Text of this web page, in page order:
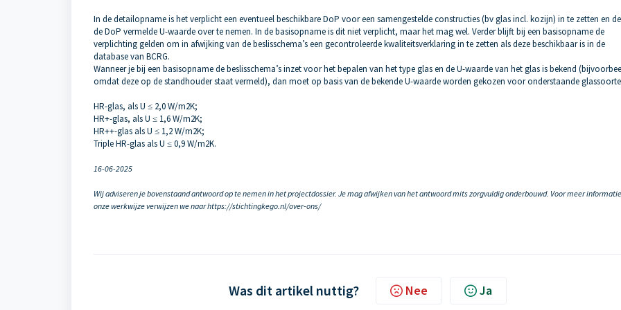
In de detailopname is het verplicht een eventueel beschikbare DoP voor een samengestelde constructies (bv glas incl. kozijn) in te zetten en
de DoP vermelde U-waarde over te nemen. In de basisopname is dit niet verplicht, maar het mag wel. Verder blijft bij een basisopname de
verplichting gelden om in afwijking van de beslisschema’s een gecontroleerde kwaliteitsverklaring in te zetten als deze beschikbaar is in de
database van BCRG.
Wanneer je bij een basisopname de beslisschema’s inzet voor het bepalen van het type glas en de U-waarde van het glas is bekend
omdat deze op de standhouder staat vermeld), dan moet op basis van de bekende U-waarde worden gekozen voor onderstaande
HR-glas, als U ≤ 2,0 W/m2K;
HR+-glas, als U ≤ 1,6 W/m2K;
HR++-glas als U ≤ 1,2 W/m2K;
Triple HR-glas als U ≤ 0,9 W/m2K.
16-06-2025
Wij adviseren je bovenstaand antwoord op te nemen in het projectdossier. Je mag afwijken van het antwoord mits zorgvuldig onderbouwd. Voor meer
onze werkwijze verwijzen we naar https://stichtingkego.nl/over-ons/
Was dit artikel nuttig? Nee Ja